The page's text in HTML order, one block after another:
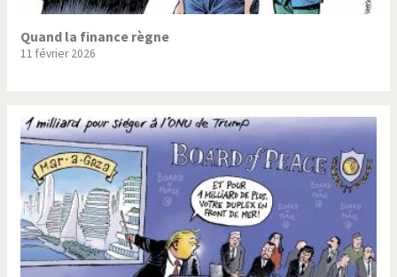
Quand la finance règne
11 février 2026